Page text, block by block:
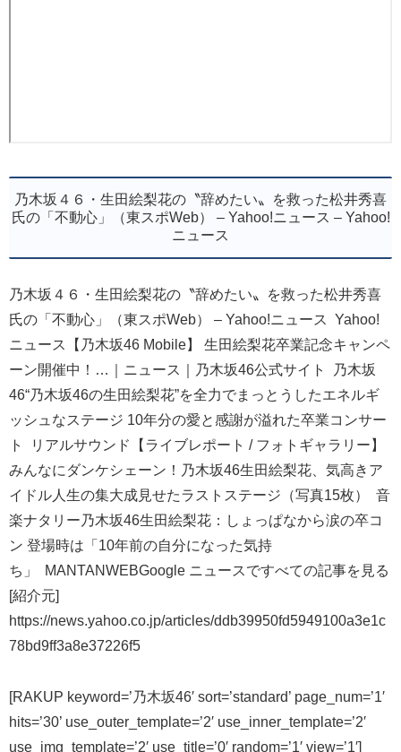
乃木坂４６・生田絵梨花の〝辞めたい〟を救った松井秀喜
氏の「不動心」（東スポWeb） – Yahoo!ニュース – Yahoo!
ニュース
乃木坂４６・生田絵梨花の〝辞めたい〟を救った松井秀喜
氏の「不動心」（東スポWeb） – Yahoo!ニュース Yahoo!
ニュース【乃木坂46 Mobile】 生田絵梨花卒業記念キャンペ
ーン開催中！…｜ニュース｜乃木坂46公式サイト 乃木坂
46“乃木坂46の生田絵梨花”を全力でまっとうしたエネルギ
ッシュなステージ 10年分の愛と感謝が溢れた卒業コンサー
ト リアルサウンド【ライブレポート / フォトギャラリー】
みんなにダンケシェーン！乃木坂46生田絵梨花、気高きア
イドル人生の集大成見せたラストステージ（写真15枚） 音
楽ナタリー乃木坂46生田絵梨花：しょっぱなから涙の卒コ
ン 登場時は「10年前の自分になった気持
ち」 MANTANWEBGoogle ニュースですべての記事を見る
[紹介元]
https://news.yahoo.co.jp/articles/ddb39950fd5949100a3e1c
78bd9ff3a8e37226f5
[RAKUP keyword=’乃木坂46′ sort=’standard’ page_num=’1′
hits=’30’ use_outer_template=’2′ use_inner_template=’2′
use_img_template=’2′ use_title=’0′ random=’1′ view=’1′]